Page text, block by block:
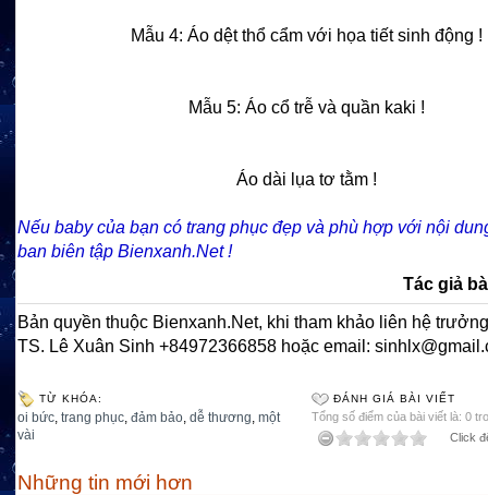
Mẫu 4: Áo dệt thổ cẩm với họa tiết sinh động !
Mẫu 5: Áo cổ trễ và quần kaki !
Áo dài lụa tơ tằm !
Nếu baby của bạn có trang phục đẹp và phù hợp với nội
ban biên tập Bienxanh.Net !
Tác giả
Bản quyền thuộc Bienxanh.Net, khi tham khảo liên hệ
TS. Lê Xuân Sinh +84972366858 hoặc email:
TỪ KHÓA:
oi bức, trang phục, đảm bảo, dễ thương, một
vài
ĐÁNH GIÁ BÀI VIẾT
Tổng số điểm của bài viết là: 0
Click
Những tin mới hơn